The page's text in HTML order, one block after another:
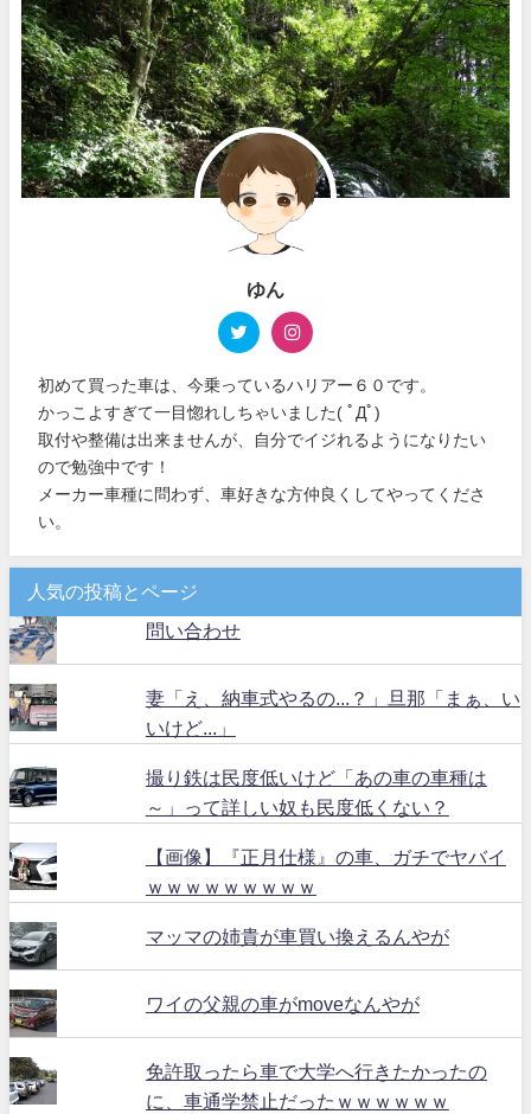
ゆん
初めて買った車は、今乗っているハリアー６０です。
かっこよすぎて一目惚れしちゃいました( ﾟДﾟ)
取付や整備は出来ませんが、自分でイジれるようになりたい
ので勉強中です！
メーカー車種に問わず、車好きな方仲良くしてやってくださ
い。
人気の投稿とページ
問い合わせ
妻「え、納車式やるの...？」旦那「まぁ、い
いけど...」
撮り鉄は民度低いけど「あの車の車種は
～」って詳しい奴も民度低くない？
【画像】『正月仕様』の車、ガチでヤバイ
ｗｗｗｗｗｗｗｗｗ
マッマの姉貴が車買い換えるんやが
ワイの父親の車がmoveなんやが
免許取ったら車で大学へ行きたかったの
に、車通学禁止だったｗｗｗｗｗｗ